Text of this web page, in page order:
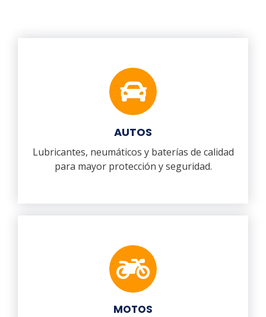
AUTOS
Lubricantes, neumáticos y baterías de calidad
para mayor protección y seguridad.
MOTOS